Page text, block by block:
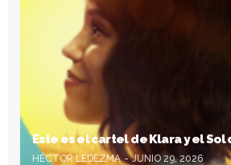
Este es el cartel de Klara y el Sol
HÉCTOR LEDEZMA JUNIO 29, 2026